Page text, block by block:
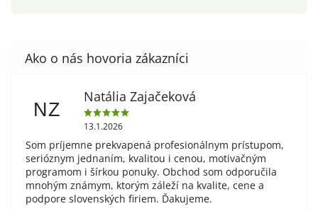
NZ
Natália Zajačeková
13.1.2026
Som príjemne prekvapená profesionálnym prístupom,
serióznym jednaním, kvalitou i cenou, motivačným
programom i šírkou ponuky. Obchod som odporučila
mnohým známym, ktorým záleží na kvalite, cene a
podpore slovenských firiem. Ďakujeme.